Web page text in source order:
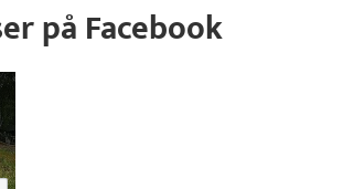
på Facebook